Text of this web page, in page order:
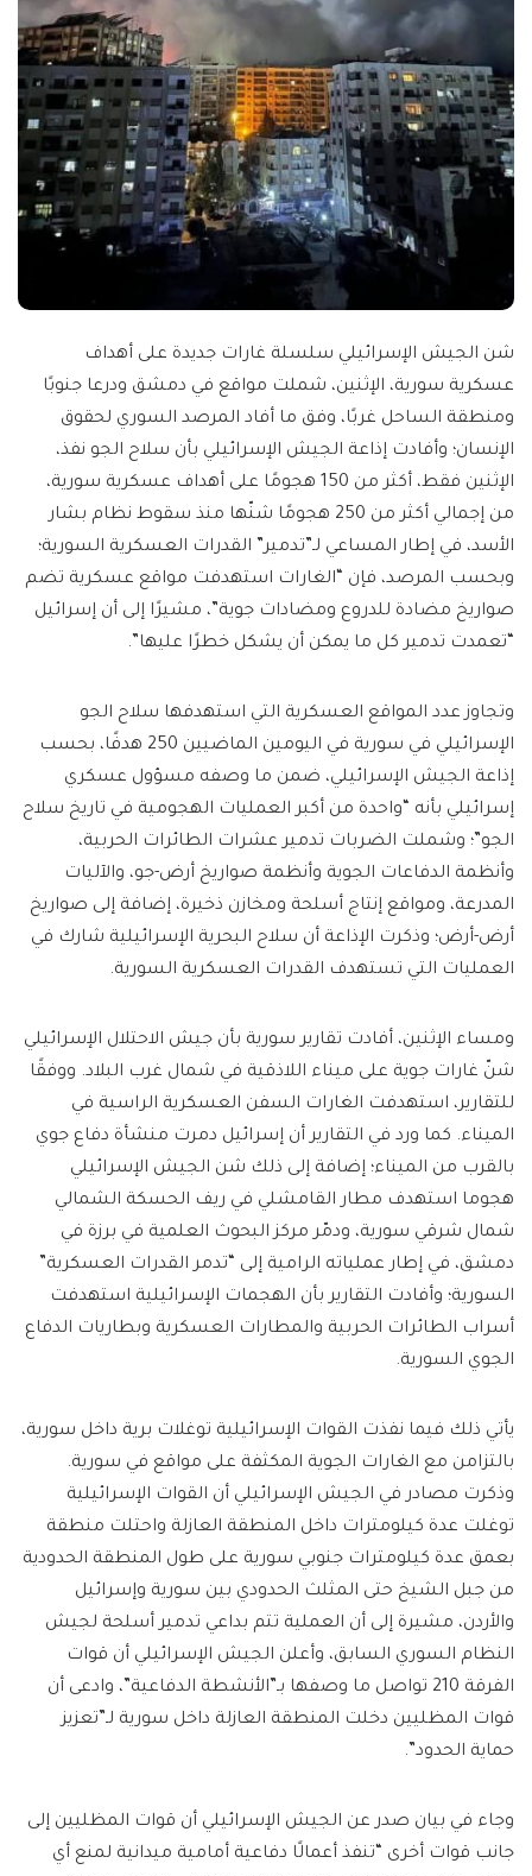
شن الجيش الإسرائيلي سلسلة غارات جديدة على أهداف
عسكرية سورية، الإثنين، شملت مواقع في دمشق ودرعا جنوبًا
ومنطقة الساحل غربًا، وفق ما أفاد المرصد السوري لحقوق
الإنسان؛ وأفادت إذاعة الجيش الإسرائيلي بأن سلاح الجو نفذ،
الإثنين فقط، أكثر من 150 هجومًا على أهداف عسكرية سورية،
من إجمالي أكثر من 250 هجومًا شنّها منذ سقوط نظام بشار
الأسد، في إطار المساعي لـ”تدمير” القدرات العسكرية السورية؛
وبحسب المرصد، فإن “الغارات استهدفت مواقع عسكرية تضم
صواريخ مضادة للدروع ومضادات جوية”، مشيرًا إلى أن إسرائيل
“تعمدت تدمير كل ما يمكن أن يشكل خطرًا عليها”.
وتجاوز عدد المواقع العسكرية التي استهدفها سلاح الجو
الإسرائيلي في سورية في اليومين الماضيين 250 هدفًا، بحسب
إذاعة الجيش الإسرائيلي، ضمن ما وصفه مسؤول عسكري
إسرائيلي بأنه “واحدة من أكبر العمليات الهجومية في تاريخ سلاح
الجو”؛ وشملت الضربات تدمير عشرات الطائرات الحربية،
وأنظمة الدفاعات الجوية وأنظمة صواريخ أرض-جو، والآليات
المدرعة، ومواقع إنتاج أسلحة ومخازن ذخيرة، إضافة إلى صواريخ
أرض-أرض؛ وذكرت الإذاعة أن سلاح البحرية الإسرائيلية شارك في
العمليات التي تستهدف القدرات العسكرية السورية.
ومساء الإثنين، أفادت تقارير سورية بأن جيش الاحتلال الإسرائيلي
شنّ غارات جوية على ميناء اللاذقية في شمال غرب البلاد. ووفقًا
للتقارير، استهدفت الغارات السفن العسكرية الراسية في
الميناء. كما ورد في التقارير أن إسرائيل دمرت منشأة دفاع جوي
بالقرب من الميناء؛ إضافة إلى ذلك شن الجيش الإسرائيلي
هجوما استهدف مطار القامشلي في ريف الحسكة الشمالي
شمال شرقي سورية، ودمّر مركز البحوث العلمية في برزة في
دمشق، في إطار عملياته الرامية إلى “تدمر القدرات العسكرية”
السورية؛ وأفادت التقارير بأن الهجمات الإسرائيلية استهدفت
أسراب الطائرات الحربية والمطارات العسكرية وبطاريات الدفاع
الجوي السورية.
يأتي ذلك فيما نفذت القوات الإسرائيلية توغلات برية داخل سورية،
بالتزامن مع الغارات الجوية المكثفة على مواقع في سورية.
وذكرت مصادر في الجيش الإسرائيلي أن القوات الإسرائيلية
توغلت عدة كيلومترات داخل المنطقة العازلة واحتلت منطقة
بعمق عدة كيلومترات جنوبي سورية على طول المنطقة الحدودية
من جبل الشيخ حتى المثلث الحدودي بين سورية وإسرائيل
والأردن، مشيرة إلى أن العملية تتم بداعي تدمير أسلحة لجيش
النظام السوري السابق، وأعلن الجيش الإسرائيلي أن قوات
الفرقة 210 تواصل ما وصفها بـ”الأنشطة الدفاعية”، وادعى أن
قوات المظليين دخلت المنطقة العازلة داخل سورية لـ”تعزيز
حماية الحدود”.
وجاء في بيان صدر عن الجيش الإسرائيلي أن قوات المظليين إلى
جانب قوات أخرى “تنفذ أعمالًا دفاعية أمامية ميدانية لمنع أي